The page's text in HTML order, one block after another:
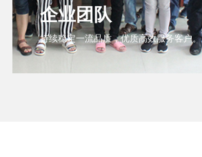
企业团队
持续稳定一流品质，优质高效服务客户。